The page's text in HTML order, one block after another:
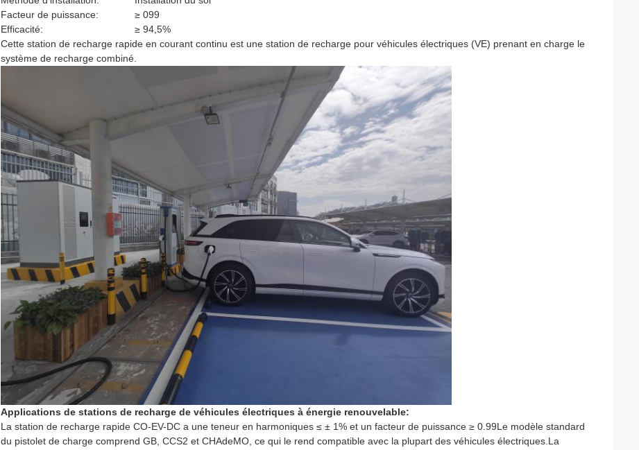
Facteur de puissance:
≥ 099
Efficacité:
≥ 94,5%
Cette station de recharge rapide en courant continu est une station de recharge pour véhicules électriques (VE) prenant en charge le
système de recharge combiné.
Applications de stations de recharge de véhicules électriques à énergie renouvelable:
La station de recharge rapide CO-EV-DC a une teneur en harmoniques ≤ ± 1% et un facteur de puissance ≥ 0.99Le modèle standard
du pistolet de charge comprend GB, CCS2 et CHAdeMO, ce qui le rend compatible avec la plupart des véhicules électriques.La